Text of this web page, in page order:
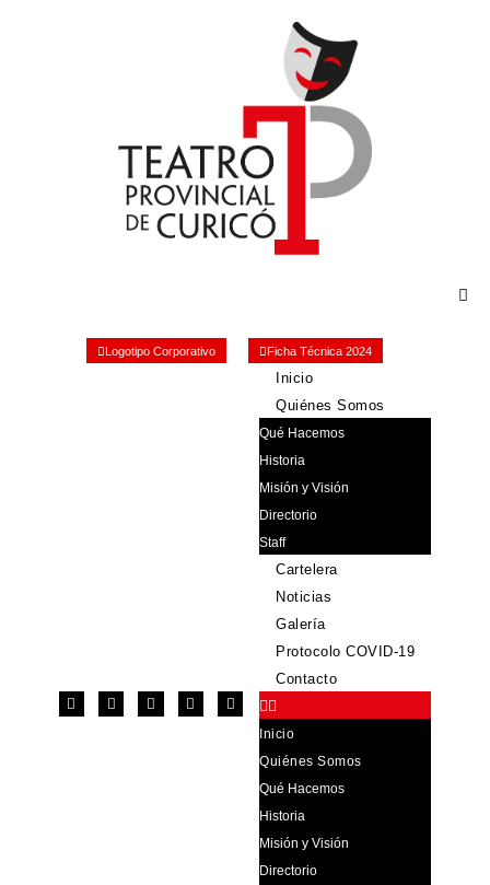
Logotipo Corporativo Ficha Técnica 2024
Inicio
Quiénes Somos
Qué Hacemos
Historia
Misión y Visión
Directorio
Staff
Cartelera
Noticias
Galería
Protocolo COVID-19
Contacto
Inicio
Quiénes Somos
Qué Hacemos
Historia
Misión y Visión
Directorio